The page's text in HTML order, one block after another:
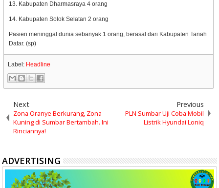
13. Kabupaten Dharmasraya 4 orang
14. Kabupaten Solok Selatan 2 orang
Pasien meninggal dunia sebanyak 1 orang, berasal dari Kabupaten Tanah
Datar. (sp)
Label: Headline
Next
Zona Oranye Berkurang, Zona
Kuning di Sumbar Bertambah. Ini
Rinciannya!
Previous
PLN Sumbar Uji Coba Mobil
Listrik Hyundai Loniq
ADVERTISING